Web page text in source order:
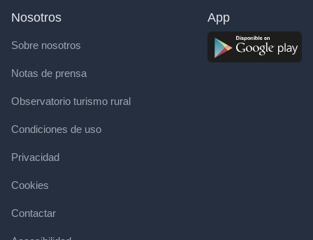
Nosotros
Sobre nosotros
Notas de prensa
Observatorio turismo rural
Condiciones de uso
Privacidad
Cookies
Contactar
App